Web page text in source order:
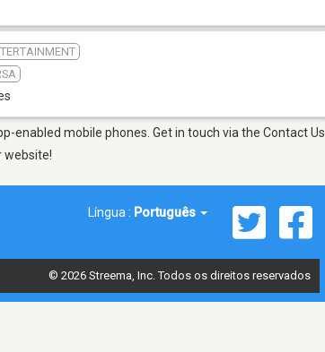
enabled mobile phones. Get in touch via the Contact Us
website!
Língua : Português
© 2026 Streema, Inc. Todos os direitos reservados